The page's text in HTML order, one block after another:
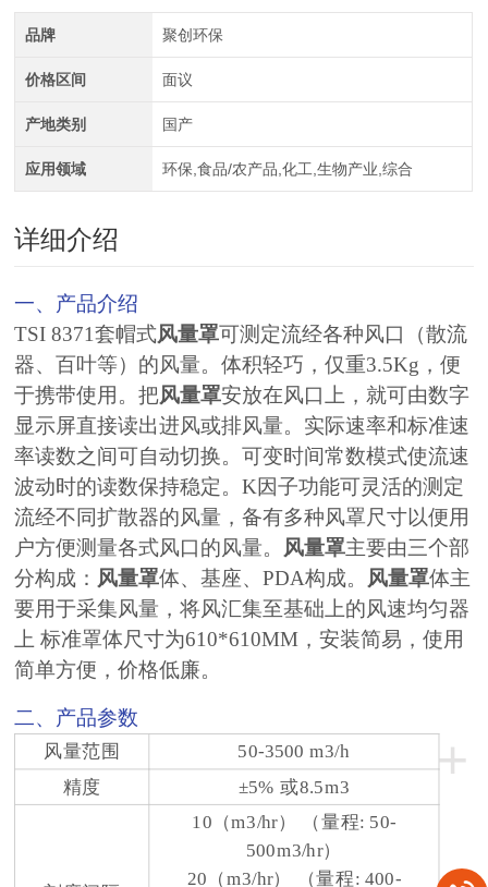
品牌 聚创环保
价格区间 面议
产地类别 国产
应用领域 环保,食品/农产品,化工,生物产业,综合
详细介绍
一、产品介绍
TSI 8371套帽式风量罩可测定流经各种风口（散流
器、百叶等）的风量。体积轻巧，仅重3.5Kg，便
于携带使用。把风量罩安放在风口上，就可由数字
显示屏直接读出进风或排风量。实际速率和标准速
率读数之间可自动切换。可变时间常数模式使流速
波动时的读数保持稳定。K因子功能可灵活的测定
流经不同扩散器的风量，备有多种风罩尺寸以便用
户方便测量各式风口的风量。 风量罩主要由三个部
分构成： 风量罩体、基座、PDA构成。 风量罩体主
要用于采集风量，将风汇集至基础上的风速均匀器
上 标准罩体尺寸为610*610MM，安装简易，使用
简单方便，价格低廉。
二、产品参数
+
风量范围
50-3500 m3/h
精度
±5% 或8.5m3
10（m3/hr） （量程: 50-
500m3/hr）
20（m3/hr） （量程: 400-